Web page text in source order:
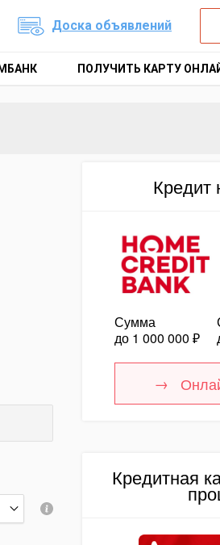
Доска объявлений
ПОЛУЧИТЬ КАРТУ
Кредит
Сумма
до 1 000 000 ₽
Кредитная